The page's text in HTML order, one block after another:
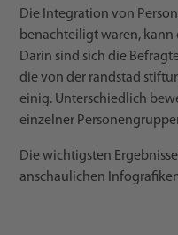
Die Integration von
benachteiligt waren, kann
Darin sind sich die
die von der randstad
einig. Unterschiedlich
einzelner
Die wichtigsten
anschaulichen